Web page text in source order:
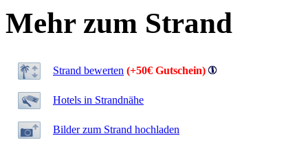
Mehr zum Strand
Strand bewerten (+50€ Gutschein)
Hotels in Strandnähe
Bilder zum Strand hochladen